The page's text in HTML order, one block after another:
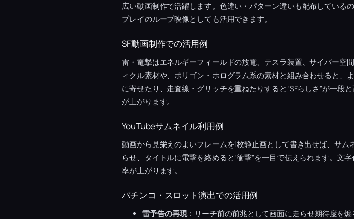
広い動画制作で活躍します。色違い・パターン違いも配布している
プレイのループ映像としても活用できます。
SF動画制作での活用例
雷・電撃はエネルギーフィールドの放電、テスラ装置、サイバー空
ィクル素材や、ポリゴン・ホログラム系の素材と組み合わせると
に寄せたり、走査線・グリッチを重ねたりすると“SFらしさ”が一段
が上がります。
YouTubeサムネイル利用例
動画から見栄えのよいフレームを1枚静止画として書き出せば、サ
らせ、タイトルに電撃を絡めると“衝撃”を一目で伝えられます。文
率が上がります。
パチンコ・スロット演出での活用例
雷予告の再現：リーチ前の前兆として画面に走らせ期待度を煽